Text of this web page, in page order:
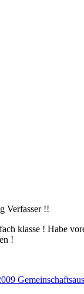
Verfasser !!
klasse ! Habe
!